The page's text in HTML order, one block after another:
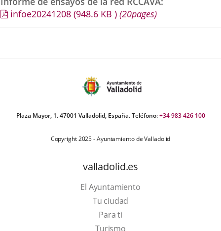
infoe20241208 (948.6 KB ) (20pages)
Plaza Mayor, 1. 47001 Valladolid, España. Teléfono:+34 983 426 100
Copyright 2025 - Ayuntamiento de Valladolid
valladolid.es
El Ayuntamiento
Tu ciudad
Para ti
TurismoEste